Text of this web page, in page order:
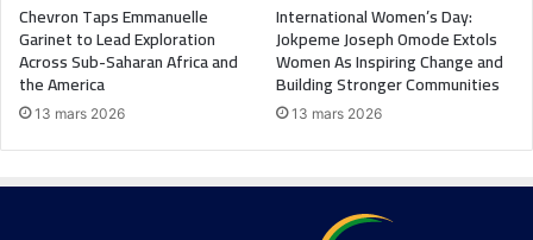
Chevron Taps Emmanuelle
Garinet to Lead Exploration
Across Sub-Saharan Africa and
the America
13 mars 2026
International Women’s Day:
Jokpeme Joseph Omode Extols
Women As Inspiring Change and
Building Stronger Communities
13 mars 2026